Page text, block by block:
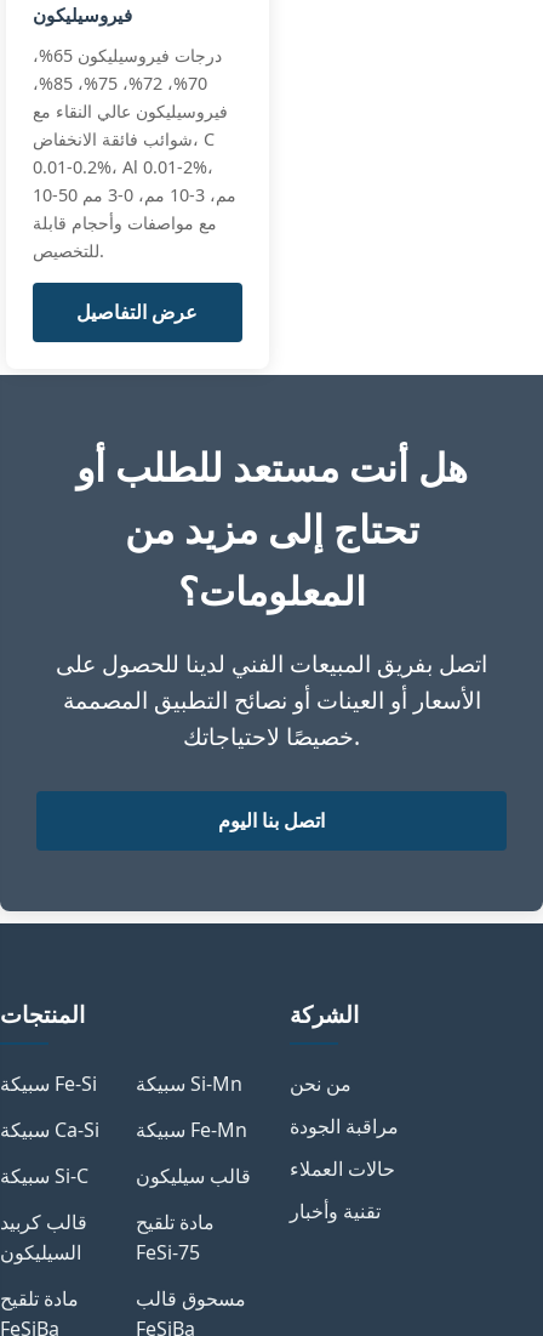
فيروسيليكون
درجات فيروسيليكون 65%،
70%، 72%، 75%، 85%،
فيروسيليكون عالي النقاء مع
شوائب فائقة الانخفاض، C
0.01-0.2%، Al 0.01-2%،
10-50 مم، 3-10 مم، 0-3 مم
مع مواصفات وأحجام قابلة
للتخصيص.
عرض التفاصيل
هل أنت مستعد للطلب أو
تحتاج إلى مزيد من
المعلومات؟
اتصل بفريق المبيعات الفني لدينا للحصول على
الأسعار أو العينات أو نصائح التطبيق المصممة
خصيصًا لاحتياجاتك.
اتصل بنا اليوم
المنتجات
سبيكة Fe-Si
سبيكة Si-Mn
سبيكة Ca-Si
سبيكة Fe-Mn
سبيكة Si-C
قالب سيليكون
قالب كربيد
السيليكون
مادة تلقيح
FeSi-75
مادة تلقيح
FeSiBa
مسحوق قالب
FeSiBa
الشركة
من نحن
مراقبة الجودة
حالات العملاء
تقنية وأخبار